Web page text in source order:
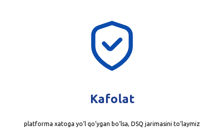
Kafolat
platforma xatoga yo‘l qo‘ygan bo‘lsa, DSQ jarimasini to‘laymiz